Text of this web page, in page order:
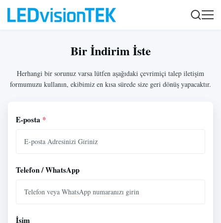
Bir İndirim İste
Herhangi bir sorunuz varsa lütfen aşağıdaki çevrimiçi talep iletişim
formumuzu kullanın, ekibimiz en kısa sürede size geri dönüş yapacaktır.
E-posta *
Telefon / WhatsApp
İsim